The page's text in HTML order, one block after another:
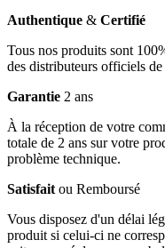
Authentique & Certifié
Tous nos produits sont
des distributeurs officiels de
Garantie 2 ans
À la réception de votre
totale de 2 ans sur votre
problème technique.
Satisfait ou Remboursé
Vous disposez d'un délai
produit si celui-ci ne